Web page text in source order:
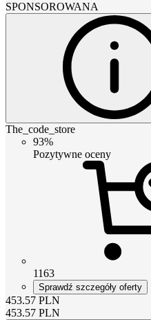
SPONSOROWANA
The_code_store
93%
Pozytywne oceny
1163
Sprawdź szczegóły oferty
453.57 PLN
453.57 PLN